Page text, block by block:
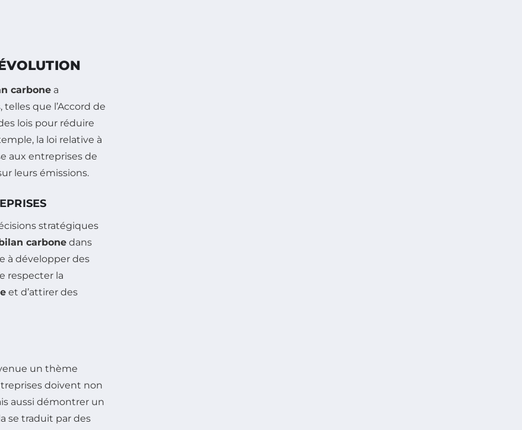
carbone a
que l’Accord de
lois pour réduire
la loi relative à
aux entreprises de
leurs émissions.
stratégiques
carbone dans
à développer des
respecter la
et d’attirer des
un thème
doivent non
aussi démontrer un
se traduit par des